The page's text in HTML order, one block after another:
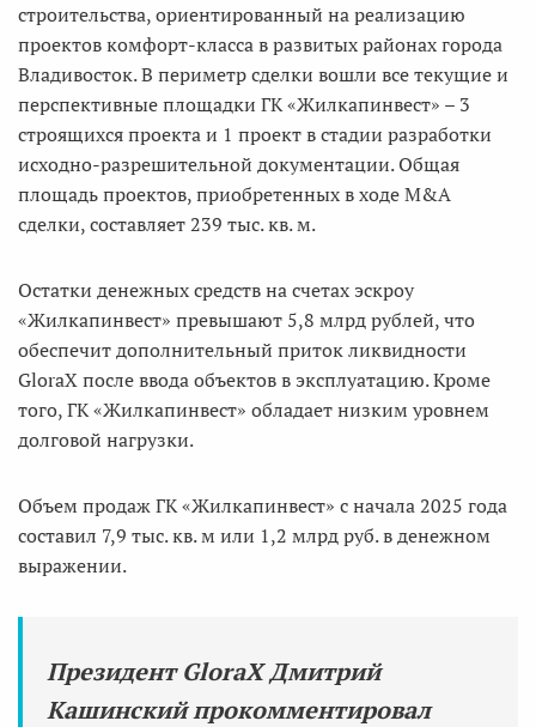
строительства, ориентированный на реализацию
проектов комфорт-класса в развитых районах города
Владивосток. В периметр сделки вошли все текущие и
перспективные площадки ГК «Жилкапинвест» – 3
строящихся проекта и 1 проект в стадии разработки
исходно-разрешительной документации. Общая
площадь проектов, приобретенных в ходе M&A
сделки, составляет 239 тыс. кв. м.
Остатки денежных средств на счетах эскроу
«Жилкапинвест» превышают 5,8 млрд рублей, что
обеспечит дополнительный приток ликвидности
GloraX после ввода объектов в эксплуатацию. Кроме
того, ГК «Жилкапинвест» обладает низким уровнем
долговой нагрузки.
Объем продаж ГК «Жилкапинвест» с начала 2025 года
составил 7,9 тыс. кв. м или 1,2 млрд руб. в денежном
выражении.
ПрезидентGloraXДмитрий
Кашинский прокомментировал